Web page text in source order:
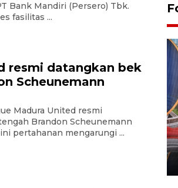
Bank Mandiri (Persero) Tbk.
fasilitas ...
resmi datangkan bek
Scheunemann
Madura United resmi
Brandon Scheunemann
pertahanan mengarungi ...
V DPR tinjau
sebidang di